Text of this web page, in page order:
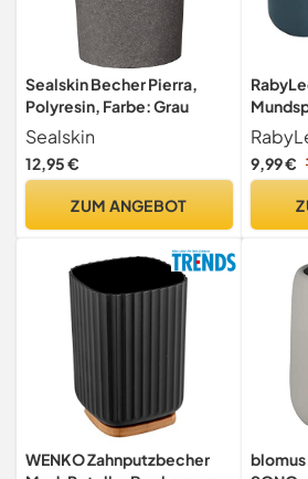
Sealskin Becher Pierra,
Polyresin, Farbe: Grau
Sealskin
12,95 €
ZUM ANGEBOT
Paar-
9,99 €
WENKO Zahnputzbecher